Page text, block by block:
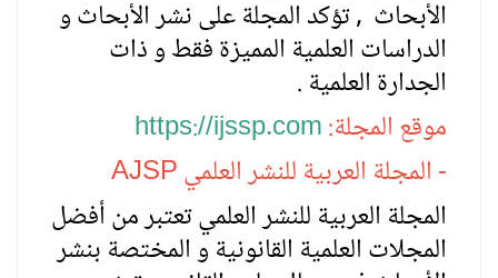
الأبحاث , تؤكد المجلة على نشر الأبحاث و
الدراسات العلمية المميزة فقط و ذات
الجدارة العلمية .
موقع المجلة:https://ijssp.com
- المجلة العربية للنشر العلميAJSP
المجلة العربية للنشر العلمي تعتبر من أفضل
المجلات العلمية القانونية و المختصة بنشر